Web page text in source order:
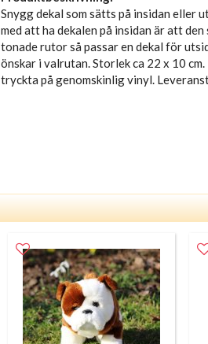
Snygg dekal som sätts på insidan eller
med att ha dekalen på insidan är att
tonade rutor så passar en dekal för
önskar i valrutan. Storlek ca 22 x 10
tryckta på genomskinlig vinyl.